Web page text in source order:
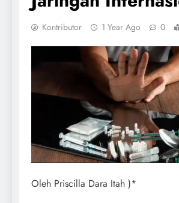
Kontributor 1 Year Ago 0
Oleh Priscilla Dara Itah )*